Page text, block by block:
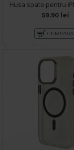
59.90 lei
CUMPARA